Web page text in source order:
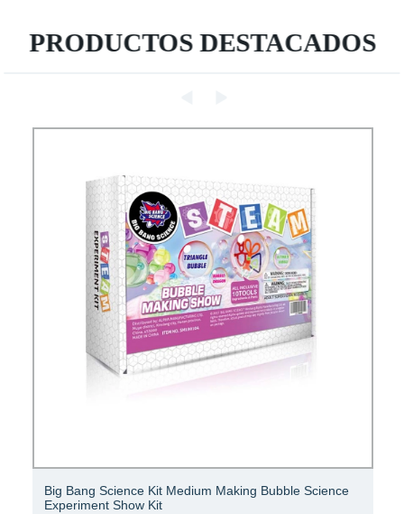
PRODUCTOS DESTACADOS
Experimento de aprendizaje científico Mini juguetes
para niños a partir de 4 años